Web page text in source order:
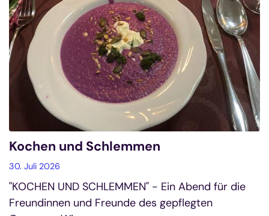
Kochen und Schlemmen
30. Juli 2026
"KOCHEN UND SCHLEMMEN" - Ein Abend für die
Freundinnen und Freunde des gepflegten